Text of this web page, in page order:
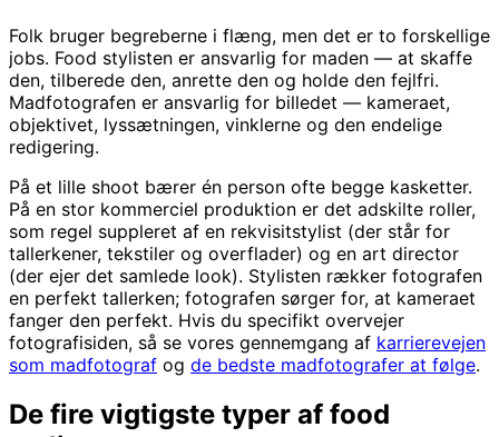
Folk bruger begreberne i flæng, men det er to forskellige
jobs. Food stylisten er ansvarlig for maden — at skaffe
den, tilberede den, anrette den og holde den fejlfri.
Madfotografen er ansvarlig for billedet — kameraet,
objektivet, lyssætningen, vinklerne og den endelige
redigering.
På et lille shoot bærer én person ofte begge kasketter.
På en stor kommerciel produktion er det adskilte roller,
som regel suppleret af en rekvisitstylist (der står for
tallerkener, tekstiler og overflader) og en art director
(der ejer det samlede look). Stylisten rækker fotografen
en perfekt tallerken; fotografen sørger for, at kameraet
fanger den perfekt. Hvis du specifikt overvejer
fotografisiden, så se vores gennemgang af karrierevejen
som madfotograf og de bedste madfotografer at følge.
De fire vigtigste typer af food